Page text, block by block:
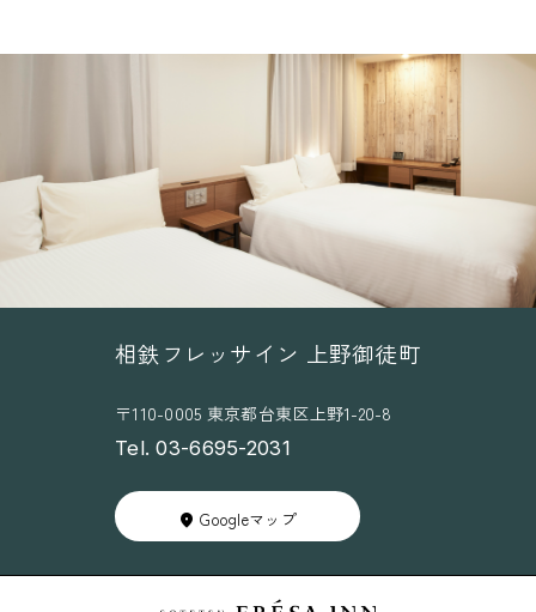
相鉄フレッサイン 上野御徒町
〒110-0005 東京都台東区上野1-20-8
Tel. 03-6695-2031
Googleマップ